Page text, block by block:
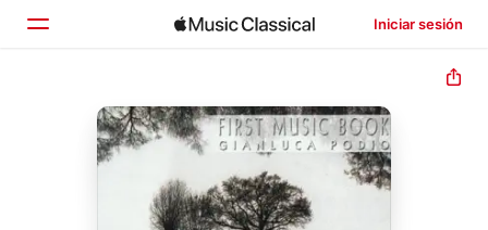
Iniciar sesión
Inicio
Explorar